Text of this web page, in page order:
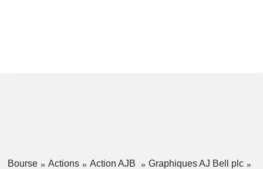
Bourse Actions Action AJB
Graphiques AJ Bell plc